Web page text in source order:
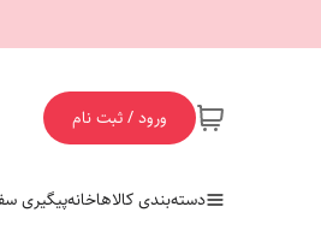
ورود / ثبت نام
دسته‌بندی کالاهاخانهپیگیری